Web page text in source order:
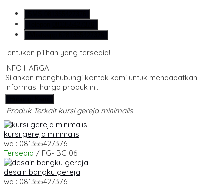
Tentukan pilihan yang tersedia!
INFO HARGA
Silahkan menghubungi kontak kami untuk mendapatkan
informasi harga produk ini.
Produk Terkait kursi gereja minimalis
kursi gereja minimalis
wa : 081355427376
Tersedia / FG- BG 06
desain bangku gereja
wa : 081355427376